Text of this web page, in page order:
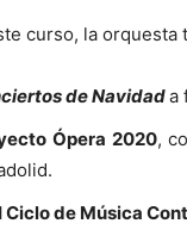
curso, la
de Navidada
Ópera 2020,
Ciclo de Música